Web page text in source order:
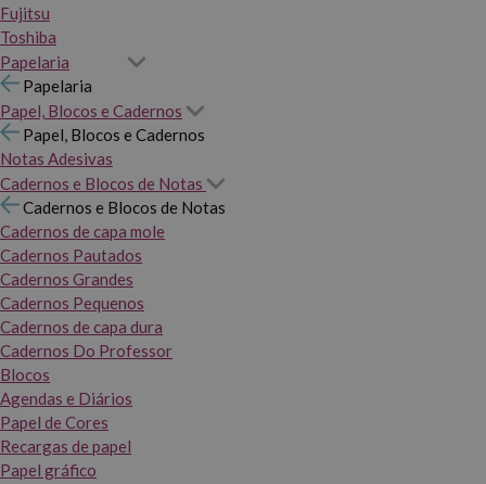
Fujitsu
Toshiba
Papelaria
Papelaria
Papel, Blocos e Cadernos
Papel, Blocos e Cadernos
Notas Adesivas
Cadernos e Blocos de Notas
Cadernos e Blocos de Notas
Cadernos de capa mole
Cadernos Pautados
Cadernos Grandes
Cadernos Pequenos
Cadernos de capa dura
Cadernos Do Professor
Blocos
Agendas e Diários
Papel de Cores
Recargas de papel
Papel gráfico